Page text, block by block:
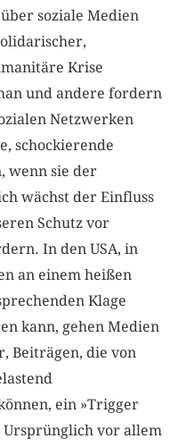
soziale Medien
Krise
und andere fordern
Netzwerken
schockierende
wenn sie der
wächst der Einfluss
Schutz vor
In den USA, in
an einem heißen
Klage
kann, gehen Medien
Beiträgen, die von
ein »Trigger
vor allem